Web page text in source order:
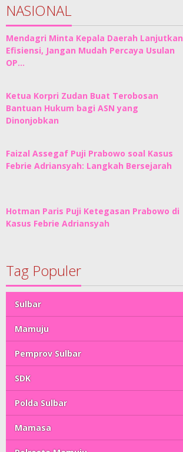
NASIONAL
Mendagri Minta Kepala Daerah Lanjutkan
Efisiensi, Jangan Mudah Percaya Usulan
OP…
Ketua Korpri Zudan Buat Terobosan
Bantuan Hukum bagi ASN yang
Dinonjobkan
Faizal Assegaf Puji Prabowo soal Kasus
Febrie Adriansyah: Langkah Bersejarah
Hotman Paris Puji Ketegasan Prabowo di
Kasus Febrie Adriansyah
Tag Populer
Sulbar
Mamuju
Pemprov Sulbar
SDK
Polda Sulbar
Mamasa